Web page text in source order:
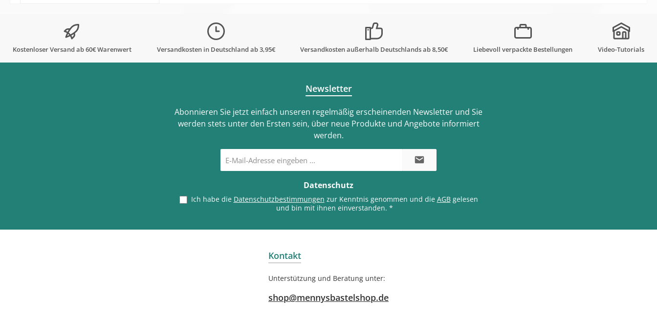
Kostenloser Versand ab 60€ Warenwert Versandkosten in Deutschland ab 3,95€ Versandkosten außerhalb Deutschlands ab 8,50€ Liebevoll verpackte Bestellungen Video-Tutorials
Newsletter
Abonnieren Sie jetzt einfach unseren regelmäßig erscheinenden Newsletter und Sie
werden stets unter den Ersten sein, über neue Produkte und Angebote informiert
werden.
Mail-
Adresse
Datenschutz
Ich habe die Datenschutzbestimmungen zur Kenntnis genommen und die AGBgelesen
und bin mit ihnen einverstanden. *
Kontakt
Unterstützung und Beratung unter:
shop@mennysbastelshop.de